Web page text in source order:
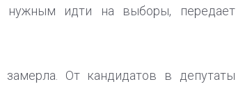
нужным идти на выборы, передает
замерла. От кандидатов в депутаты